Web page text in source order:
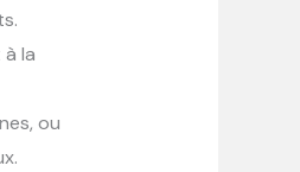
la
ou